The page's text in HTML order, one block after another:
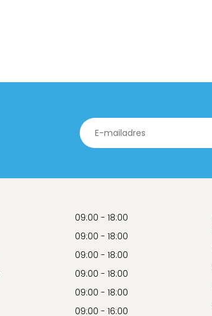
09:00 - 18:00
09:00 - 18:00
09:00 - 18:00
09:00 - 18:00
09:00 - 18:00
09:00 - 16:00